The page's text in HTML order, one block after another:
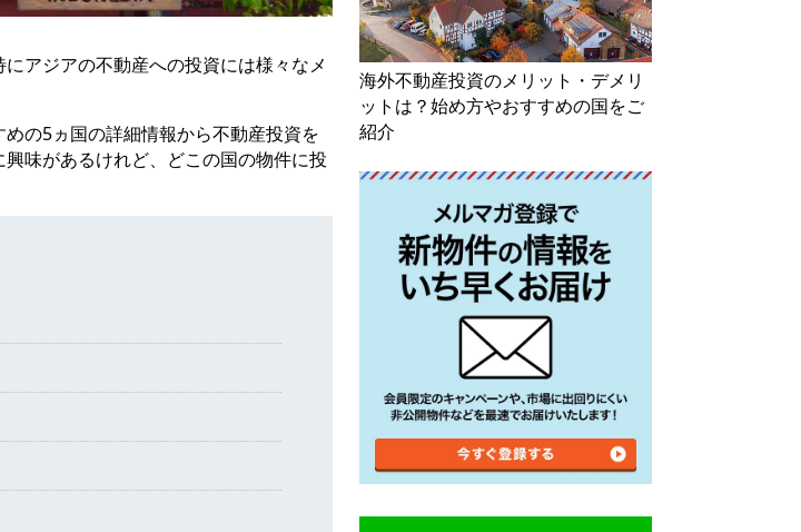
にアジアの不動産への投資には様々なメ
の5ヵ国の詳細情報から不動産投資を
味があるけれど、どこの国の物件に投
海外不動産投資のメリット・デメリ
ットは？始め方やおすすめの国をご
紹介